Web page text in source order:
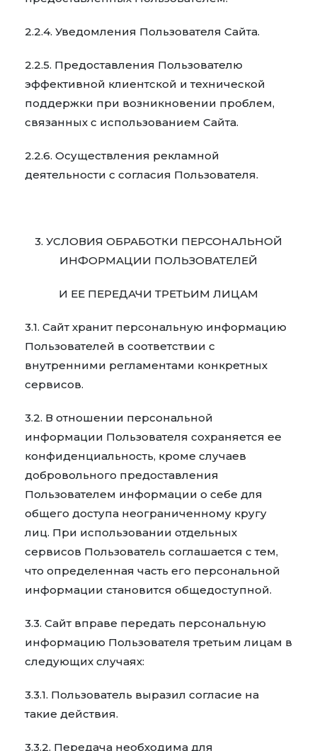
2.2.4. Уведомления Пользователя Сайта.
2.2.5. Предоставления Пользователю
эффективной клиентской и технической
поддержки при возникновении проблем,
связанных с использованием Сайта.
2.2.6. Осуществления рекламной
деятельности с согласия Пользователя.
3. УСЛОВИЯ ОБРАБОТКИ ПЕРСОНАЛЬНОЙ
ИНФОРМАЦИИ ПОЛЬЗОВАТЕЛЕЙ
И ЕЕ ПЕРЕДАЧИ ТРЕТЬИМ ЛИЦАМ
3.1. Сайт хранит персональную информацию
Пользователей в соответствии с
внутренними регламентами конкретных
сервисов.
3.2. В отношении персональной
информации Пользователя сохраняется ее
конфиденциальность, кроме случаев
добровольного предоставления
Пользователем информации о себе для
общего доступа неограниченному кругу
лиц. При использовании отдельных
сервисов Пользователь соглашается с тем,
что определенная часть его персональной
информации становится общедоступной.
3.3. Сайт вправе передать персональную
информацию Пользователя третьим лицам в
следующих случаях:
3.3.1. Пользователь выразил согласие на
такие действия.
3.3.2. Передача необходима для